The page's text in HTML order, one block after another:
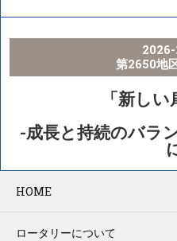
第2650地
「新しい
-成長と持続のバラ
HOME
ロータリーについて